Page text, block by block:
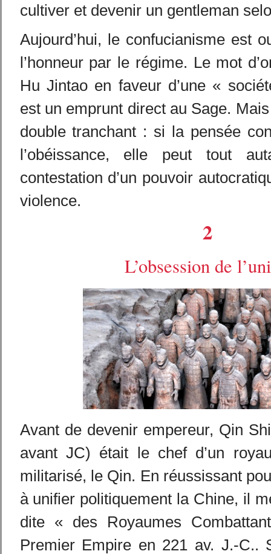
cultiver et devenir un gentleman
Aujourd’hui, le confucianisme est
l’honneur par le régime. Le mot
Hu Jintao en faveur d’une «
est un emprunt direct au Sage.
double tranchant : si la pensée
l’obéissance, elle peut tout
contestation d’un pouvoir
violence.
2
L’obsession de
Avant de devenir empereur, Qin
avant JC) était le chef d’un
militarisé, le Qin. En réussissant
à unifier politiquement la Chine, il
dite « des Royaumes
Premier Empire en 221 av. J.-C..